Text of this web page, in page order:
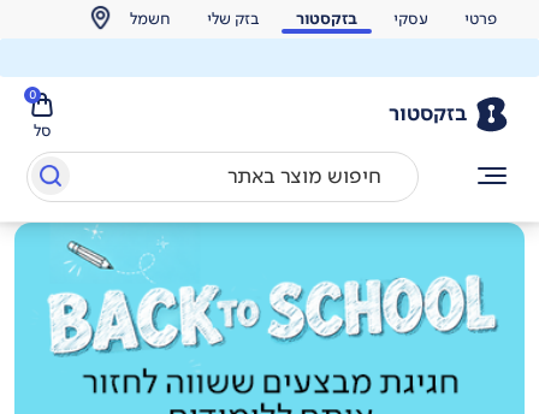
פרטי עסקי בזקסטור בזק שלי חשמל
בזקסטור
סל
0